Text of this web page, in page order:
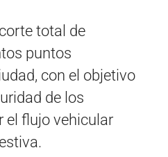
total de
puntos
con el objetivo
de los
el flujo vehicular